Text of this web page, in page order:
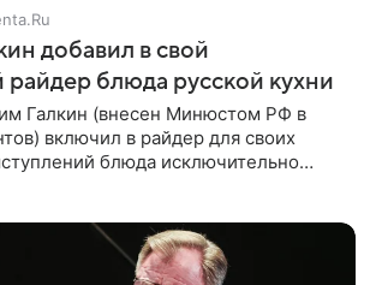
добавил в свой
блюда русской кухни
Галкин (внесен Минюстом РФ в
включил в райдер для своих
блюда исключительно